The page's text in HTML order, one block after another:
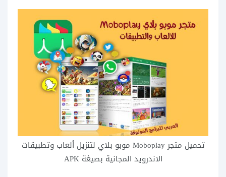
تحميل متجر Moboplay موبو بلاي لتنزيل ألعاب وتطبيقات
الاندرويد المجانية بصيغة APK